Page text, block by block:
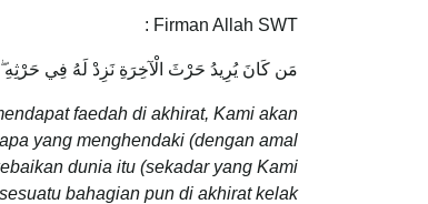
Firman Allah SWT :
مَن كَانَ يُرِيدُ حَرْثَ الْآخِرَةِ نَزِدْ لَهُ فِي حَرْثِهِ
faedah di akhirat, Kami akan
yang menghendaki (dengan amal
dunia itu (sekadar yang Kami
bahagian pun di akhirat kelak.”